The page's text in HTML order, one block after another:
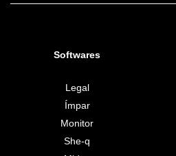
Softwares
Legal
Ímpar
Monitor
She-q